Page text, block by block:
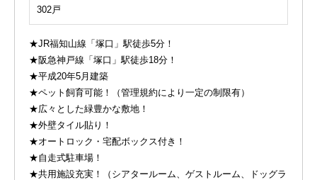
302戸
★JR福知山線「塚口」駅徒歩5分！
★阪急神戸線「塚口」駅徒歩18分！
★平成20年5月建築
★ペット飼育可能！（管理規約により一定の制限有）
★広々とした緑豊かな敷地！
★外壁タイル貼り！
★オートロック・宅配ボックス付き！
★自走式駐車場！
★共用施設充実！（シアタールーム、ゲストルーム、ドッグラ